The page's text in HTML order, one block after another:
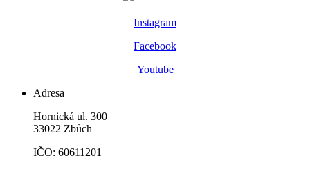
Instagram
Facebook
Youtube
Adresa
Hornická ul. 300
33022 Zbůch
IČO: 60611201